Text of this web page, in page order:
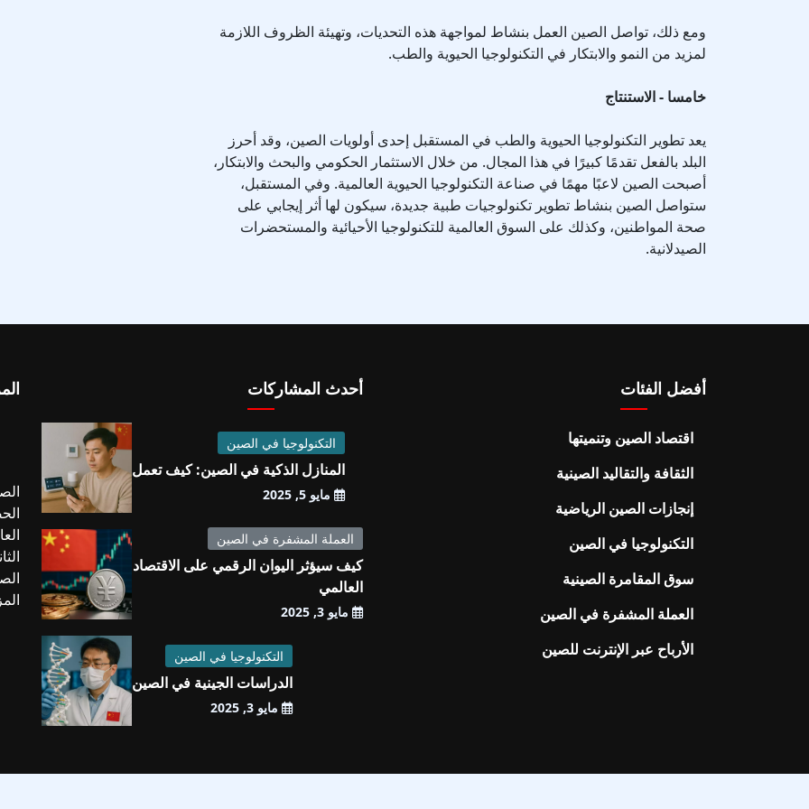
ومع ذلك، تواصل الصين العمل بنشاط لمواجهة هذه التحديات، وتهيئة الظروف اللازمة
لمزيد من النمو والابتكار في التكنولوجيا الحيوية والطب.
خامسا - الاستنتاج
يعد تطوير التكنولوجيا الحيوية والطب في المستقبل إحدى أولويات الصين، وقد أحرز
البلد بالفعل تقدمًا كبيرًا في هذا المجال. من خلال الاستثمار الحكومي والبحث والابتكار،
أصبحت الصين لاعبًا مهمًا في صناعة التكنولوجيا الحيوية العالمية. وفي المستقبل،
ستواصل الصين بنشاط تطوير تكنولوجيات طبية جديدة، سيكون لها أثر إيجابي على
صحة المواطنين، وكذلك على السوق العالمية للتكنولوجيا الأحيائية والمستحضرات
الصيدلانية.
أحدث المشاركات
التكنولوجيا في الصين
المنازل الذكية في الصين: كيف تعمل
مايو 5, 2025
العملة المشفرة في الصين
كيف سيؤثر اليوان الرقمي على الاقتصاد
العالمي
مايو 3, 2025
التكنولوجيا في الصين
الدراسات الجينية في الصين
مايو 3, 2025
أفضل الفئات
اقتصاد الصين وتنميتها
الثقافة والتقاليد الصينية
إنجازات الصين الرياضية
التكنولوجيا في الصين
سوق المقامرة الصينية
العملة المشفرة في الصين
الأرباح عبر الإنترنت للصين